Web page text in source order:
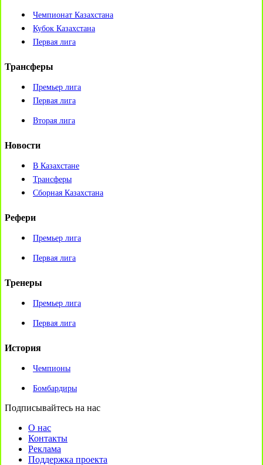
Чемпионат Казахстана
Кубок Казахстана
Первая лига
Трансферы
Премьер лига
Первая лига
Вторая лига
Новости
В Казахстане
Трансферы
Сборная Казахстана
Рефери
Премьер лига
Первая лига
Тренеры
Премьер лига
Первая лига
История
Чемпионы
Бомбардиры
Подписывайтесь на нас
О нас
Контакты
Реклама
Поддержка проекта